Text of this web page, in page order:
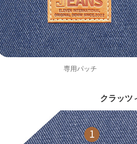
専用パッチ
クラッツ